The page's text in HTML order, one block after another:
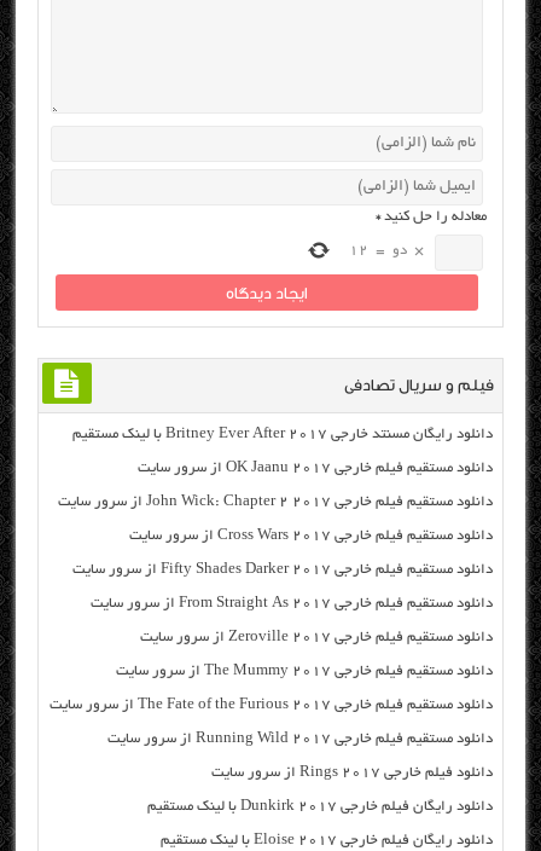
معادله را حل کنید*
× دو =
12
فیلم و سریال تصادفی
دانلود رایگان مسنتد خارجی Britney Ever After 2017 با لینک مستقیم
دانلود مستقیم فیلم خارجی OK Jaanu 2017 از سرور سایت
دانلود مستقیم فیلم خارجی John Wick: Chapter 2 2017 از سرور سایت
دانلود مستقیم فیلم خارجی Cross Wars 2017 از سرور سایت
دانلود مستقیم فیلم خارجی Fifty Shades Darker 2017 از سرور سایت
دانلود مستقیم فیلم خارجی From Straight As 2017 از سرور سایت
دانلود مستقیم فیلم خارجی Zeroville 2017 از سرور سایت
دانلود مستقیم فیلم خارجی The Mummy 2017 از سرور سایت
دانلود مستقیم فیلم خارجی The Fate of the Furious 2017 از سرور سایت
دانلود مستقیم فیلم خارجی Running Wild 2017 از سرور سایت
دانلود فیلم خارجی Rings 2017 از سرور سایت
دانلود رایگان فیلم خارجی Dunkirk 2017 با لینک مستقیم
دانلود رایگان فیلم خارجی Eloise 2017 با لینک مستقیم